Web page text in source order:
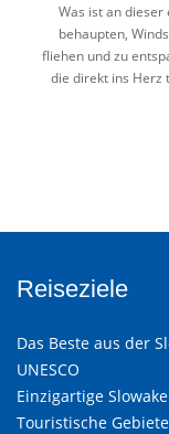
Was ist an dieser
behaupten,
fliehen und zu
die direkt ins
Reiseziele
Das Beste aus der
UNESCO
Einzigartige
Touristische Gebiete